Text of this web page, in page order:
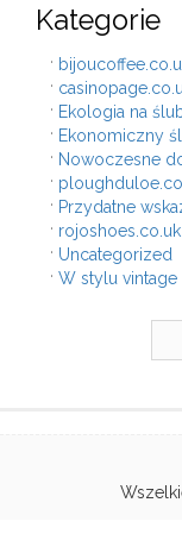
Kategorie
Ekologia na
Ekonomiczny
Nowoczesne
Przydatne
rojoshoes.co.uk
Uncategorized
W stylu vintage